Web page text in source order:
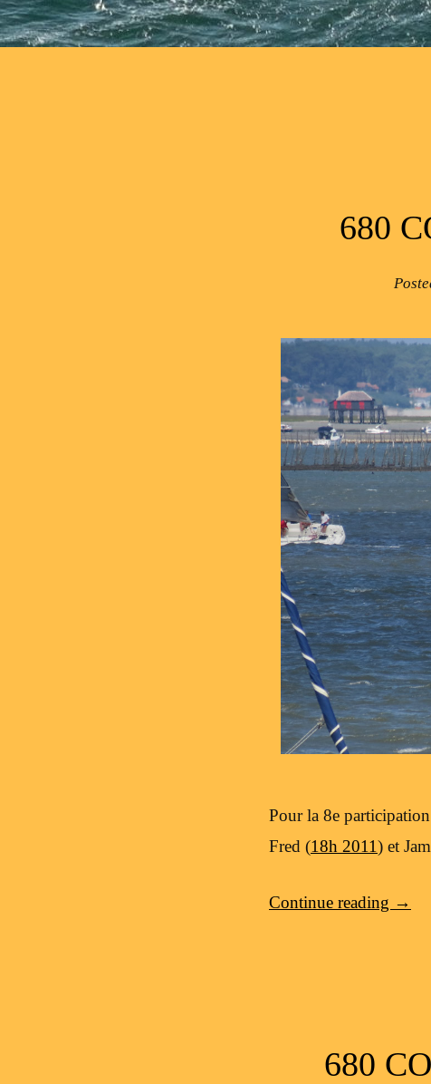
680
Pour la 8e
Fred (18h 2011) et
Continue reading →
680